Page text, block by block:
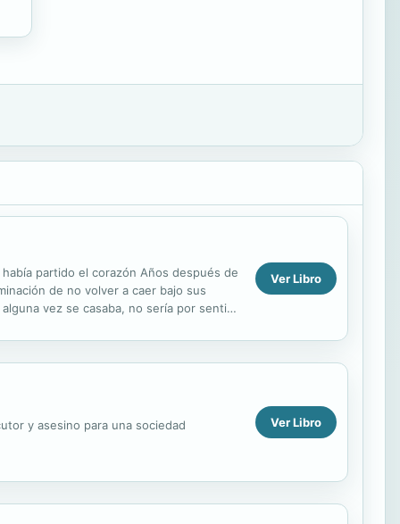
partido el corazón Años después de
de no volver a caer bajo sus
vez se casaba, no sería por sentido
Ver Libro
y asesino para una sociedad Ver Libro